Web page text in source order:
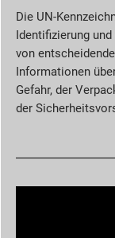
Die UN-
Identifizierung
von
Informationen
Gefahr, der
der